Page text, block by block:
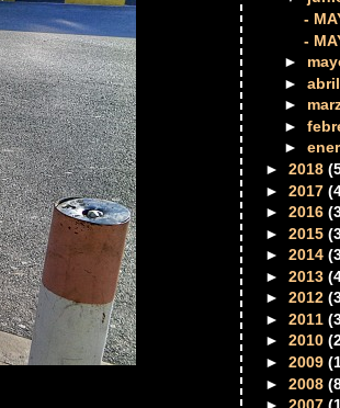
-
-
►
►
►
►
►
►2018
►2017
►2016
►2015
►2014
►2013
►2012
►2011
►2010
►2009
►2008